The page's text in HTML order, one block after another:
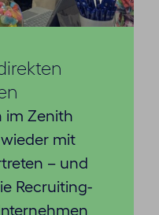
im Zenith
mit
– und
Recruiting-